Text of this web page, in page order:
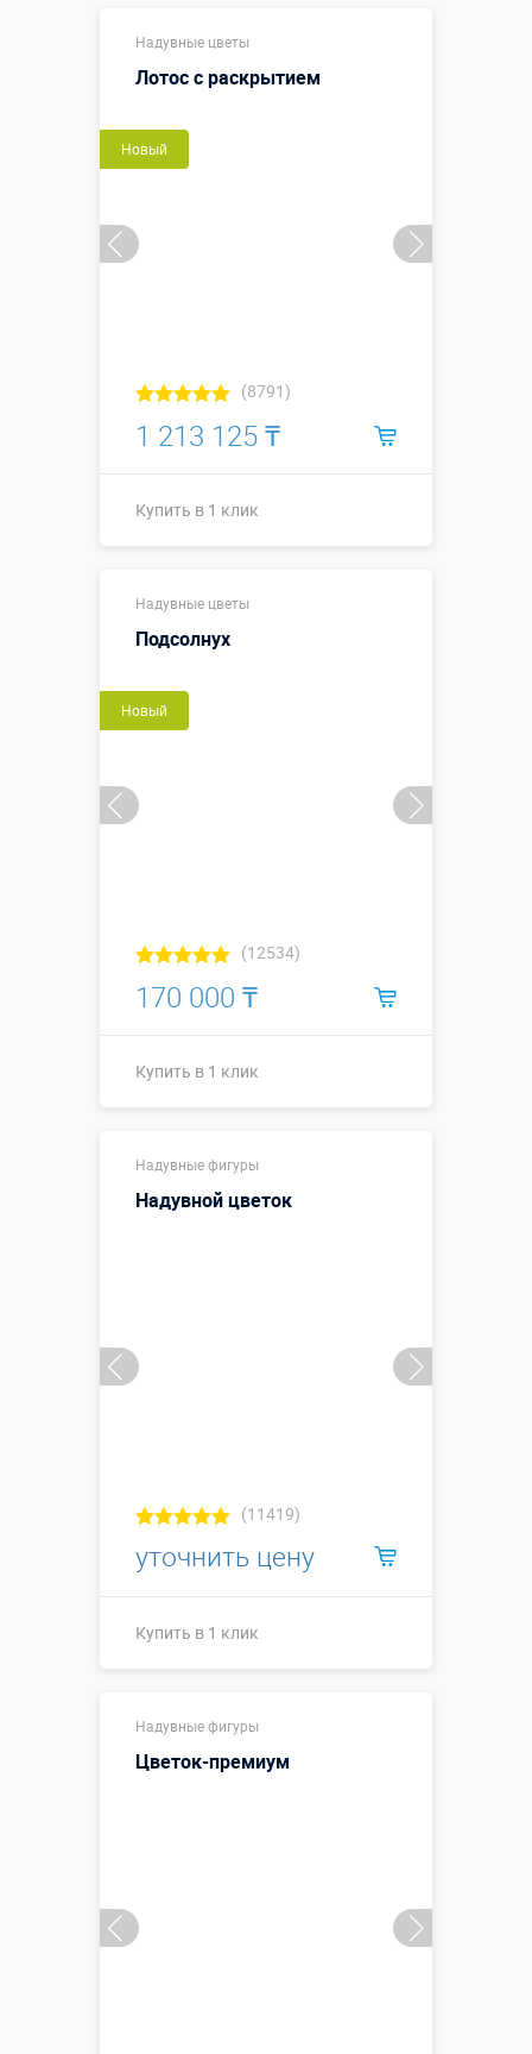
Надувные цветы
Лотос с раскрытием
Новый
(8791)
1 213 125 ₸
Купить в 1 клик
Надувные цветы
Подсолнух
Новый
(12534)
170 000 ₸
Купить в 1 клик
Надувные фигуры
Надувной цветок
(11419)
уточнить цену
Купить в 1 клик
Надувные фигуры
Цветок-премиум